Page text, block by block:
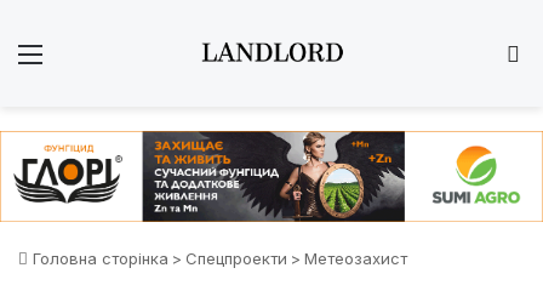
Головна сторінка > Спецпроекти > Метеозахист